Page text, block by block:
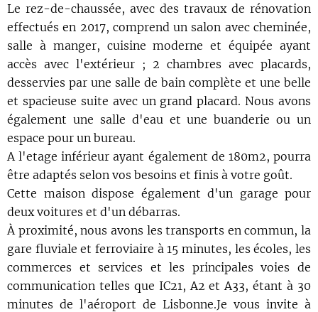
Le rez-de-chaussée, avec des travaux de rénovation
effectués en 2017, comprend un salon avec cheminée,
salle à manger, cuisine moderne et équipée ayant
accès avec l'extérieur ; 2 chambres avec placards,
desservies par une salle de bain complète et une belle
et spacieuse suite avec un grand placard. Nous avons
également une salle d'eau et une buanderie ou un
espace pour un bureau.
A l'etage inférieur ayant également de 180m2, pourra
être adaptés selon vos besoins et finis à votre goût.
Cette maison dispose également d'un garage pour
deux voitures et d'un débarras.
À proximité, nous avons les transports en commun, la
gare fluviale et ferroviaire à 15 minutes, les écoles, les
commerces et services et les principales voies de
communication telles que IC21, A2 et A33, étant à 30
minutes de l'aéroport de Lisbonne.Je vous invite à